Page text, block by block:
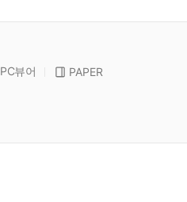
PC뷰어
PAPER